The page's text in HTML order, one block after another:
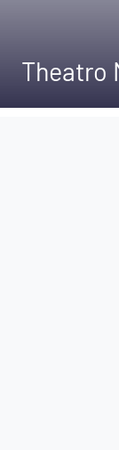
Theatro